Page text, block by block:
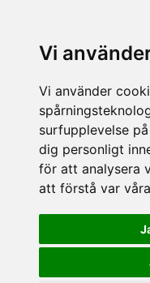
Vi
Vi använder
surfupplevelse
dig personligt
för att analysera
att förstå var